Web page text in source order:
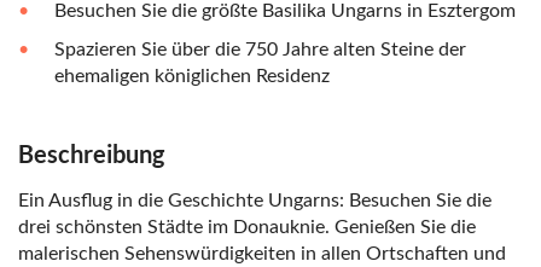
Besuchen Sie die größte Basilika Ungarns in Esztergom
Spazieren Sie über die 750 Jahre alten Steine der
ehemaligen königlichen Residenz
Beschreibung
Ein Ausflug in die Geschichte Ungarns: Besuchen Sie die
drei schönsten Städte im Donauknie. Genießen Sie die
malerischen Sehenswürdigkeiten in allen Ortschaften und